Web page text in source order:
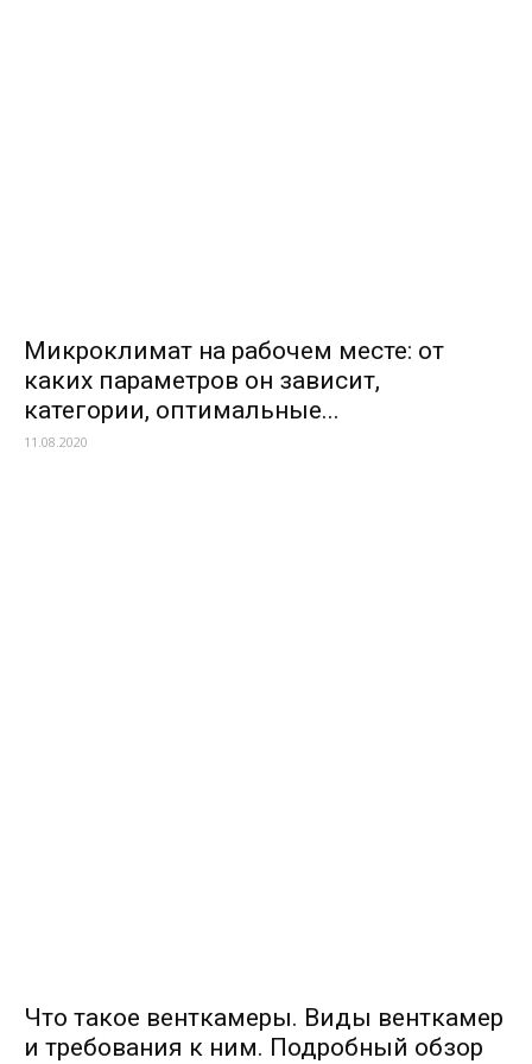
Микроклимат на рабочем месте: от
каких параметров он зависит,
категории, оптимальные...
11.08.2020
Что такое венткамеры. Виды венткамер
и требования к ним. Подробный обзор